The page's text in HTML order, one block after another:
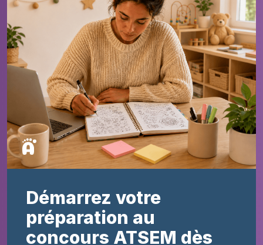
Démarrez votre
préparation au
concours ATSEM dès